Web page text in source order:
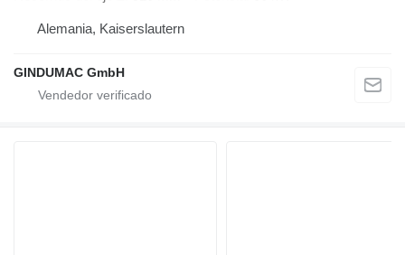
Alemania, Kaiserslautern
GINDUMAC GmbH